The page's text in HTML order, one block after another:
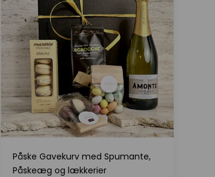
Påske Gavekurv med Spumante,
Påskeæg og lækkerier